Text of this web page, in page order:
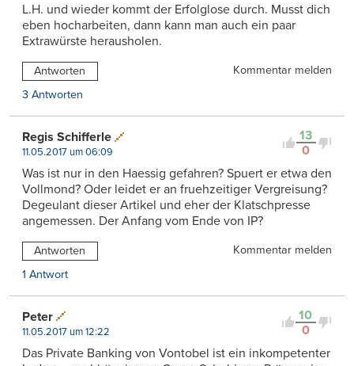
L.H. und wieder kommt der Erfolglose durch. Musst dich
eben hocharbeiten, dann kann man auch ein paar
Extrawürste herausholen.
Antworten
Kommentar melden
3 Antworten
13
0
Regis Schifferle
11.05.2017 um 06:09
Was ist nur in den Haessig gefahren? Spuert er etwa den
Vollmond? Oder leidet er an fruehzeitiger Vergreisung?
Degeulant dieser Artikel und eher der Klatschpresse
angemessen. Der Anfang vom Ende von IP?
Antworten
Kommentar melden
1 Antwort
10
0
Peter
11.05.2017 um 12:22
Das Private Banking von Vontobel ist ein inkompetenter